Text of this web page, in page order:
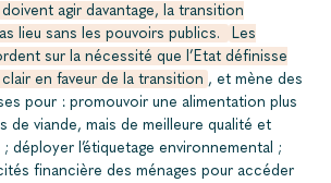
agir davantage, la transition
lieu sans les pouvoirs publics.
Les
sur la nécessité que l’Etat définisse
en faveur de la transition , et mène des
pour : promouvoir une alimentation plus
de viande, mais de meilleure qualité et
déployer l’étiquetage environnemental ;
financière des ménages pour accéder